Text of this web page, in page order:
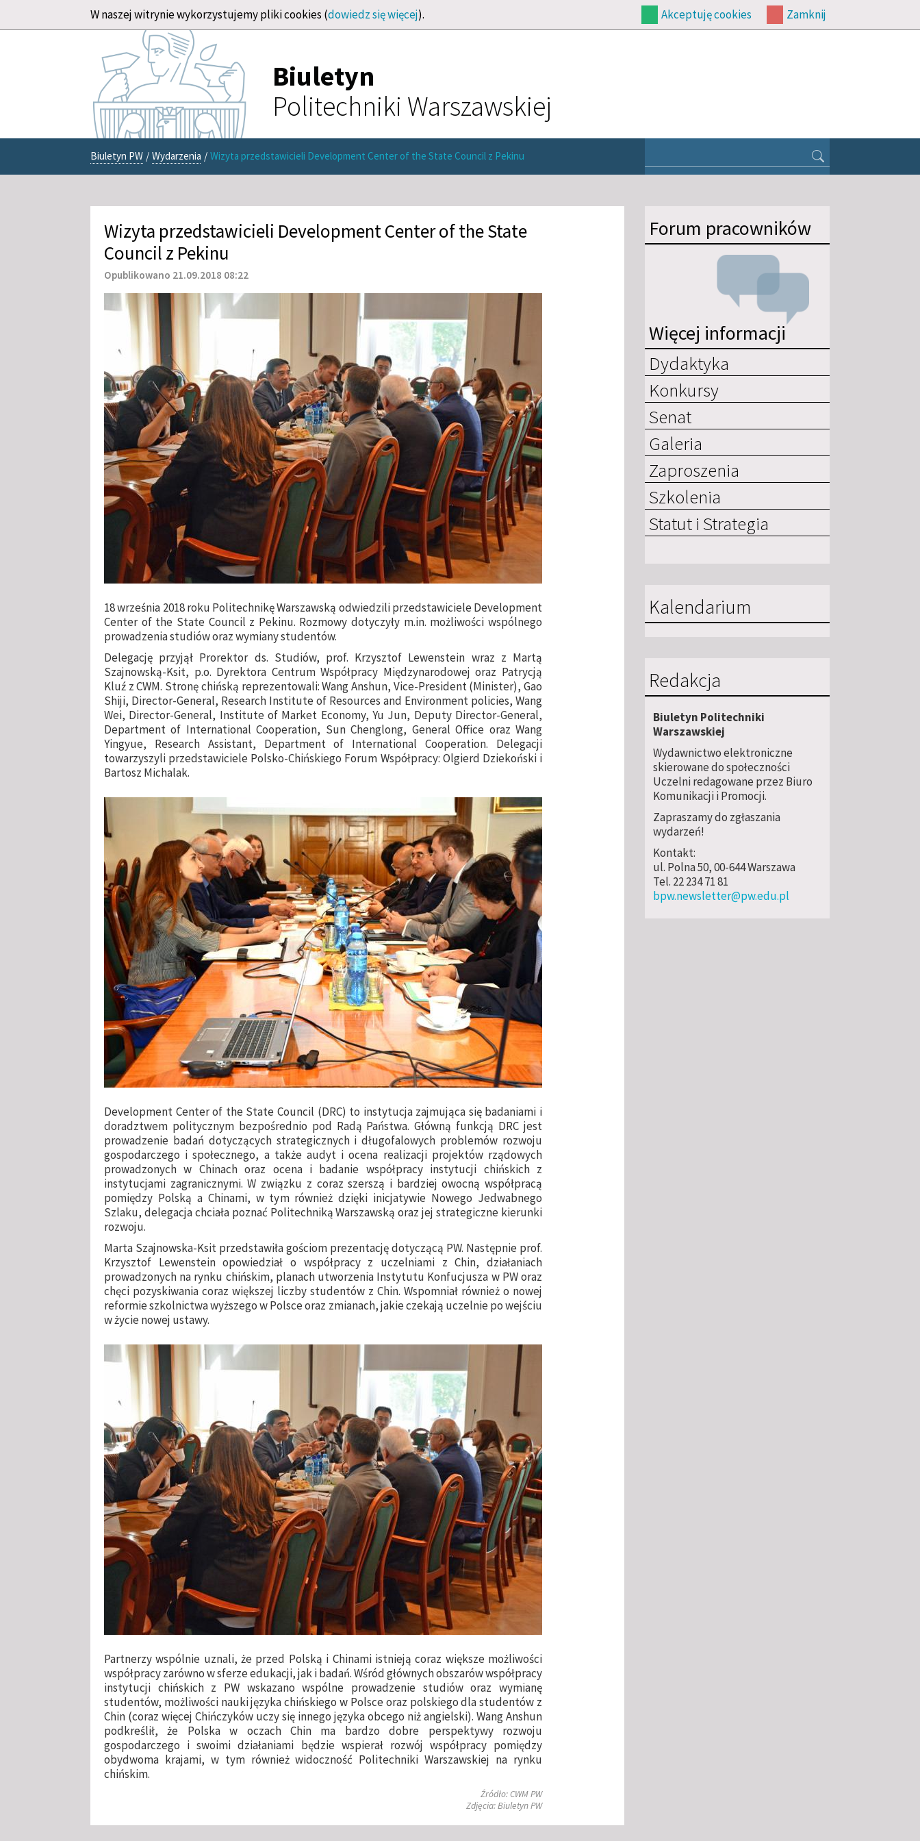
W naszej witrynie wykorzystujemy pliki cookies (dowiedz się więcej). Akceptuję cookies Zamknij
Biuletyn
Politechniki Warszawskiej
Biuletyn PW / Wydarzenia / Wizyta przedstawicieli Development Center of the State Council z Pekinu
Wizyta przedstawicieli Development Center of the State
Council z Pekinu
Opublikowano 21.09.2018 08:22
18 września 2018 roku Politechnikę Warszawską odwiedzili przedstawiciele Development
Center of the State Council z Pekinu. Rozmowy dotyczyły m.in. możliwości wspólnego
prowadzenia studiów oraz wymiany studentów.
Delegację przyjął Prorektor ds. Studiów, prof. Krzysztof Lewenstein wraz z Martą
Szajnowską-Ksit, p.o. Dyrektora Centrum Współpracy Międzynarodowej oraz Patrycją
Kluź z CWM. Stronę chińską reprezentowali: Wang Anshun, Vice-President (Minister), Gao
Shiji, Director-General, Research Institute of Resources and Environment policies, Wang
Wei, Director-General, Institute of Market Economy, Yu Jun, Deputy Director-General,
Department of International Cooperation, Sun Chenglong, General Office oraz Wang
Yingyue, Research Assistant, Department of International Cooperation. Delegacji
towarzyszyli przedstawiciele Polsko-Chińskiego Forum Współpracy: Olgierd Dziekoński i
Bartosz Michalak.
Development Center of the State Council (DRC) to instytucja zajmująca się badaniami i
doradztwem politycznym bezpośrednio pod Radą Państwa. Główną funkcją DRC jest
prowadzenie badań dotyczących strategicznych i długofalowych problemów rozwoju
gospodarczego i społecznego, a także audyt i ocena realizacji projektów rządowych
prowadzonych w Chinach oraz ocena i badanie współpracy instytucji chińskich z
instytucjami zagranicznymi. W związku z coraz szerszą i bardziej owocną współpracą
pomiędzy Polską a Chinami, w tym również dzięki inicjatywie Nowego Jedwabnego
Szlaku, delegacja chciała poznać Politechniką Warszawską oraz jej strategiczne kierunki
rozwoju.
Marta Szajnowska-Ksit przedstawiła gościom prezentację dotyczącą PW. Następnie prof.
Krzysztof Lewenstein opowiedział o współpracy z uczelniami z Chin, działaniach
prowadzonych na rynku chińskim, planach utworzenia Instytutu Konfucjusza w PW oraz
chęci pozyskiwania coraz większej liczby studentów z Chin. Wspomniał również o nowej
reformie szkolnictwa wyższego w Polsce oraz zmianach, jakie czekają uczelnie po wejściu
w życie nowej ustawy.
Partnerzy wspólnie uznali, że przed Polską i Chinami istnieją coraz większe możliwości
współpracy zarówno w sferze edukacji, jak i badań. Wśród głównych obszarów współpracy
instytucji chińskich z PW wskazano wspólne prowadzenie studiów oraz wymianę
studentów, możliwości nauki języka chińskiego w Polsce oraz polskiego dla studentów z
Chin (coraz więcej Chińczyków uczy się innego języka obcego niż angielski). Wang Anshun
podkreślił, że Polska w oczach Chin ma bardzo dobre perspektywy rozwoju
gospodarczego i swoimi działaniami będzie wspierał rozwój współpracy pomiędzy
obydwoma krajami, w tym również widoczność Politechniki Warszawskiej na rynku
chińskim.
Źródło: CWM PW
Zdjęcia: Biuletyn PW
Forum pracowników
Więcej informacji
Dydaktyka
Konkursy
Senat
Galeria
Zaproszenia
Szkolenia
Statut i Strategia
Kalendarium
Redakcja
Biuletyn Politechniki
Warszawskiej
Wydawnictwo elektroniczne
skierowane do społeczności
Uczelni redagowane przez Biuro
Komunikacji i Promocji.
Zapraszamy do zgłaszania
wydarzeń!
Kontakt:
ul. Polna 50, 00-644 Warszawa
Tel. 22 234 71 81
bpw.newsletter@pw.edu.pl